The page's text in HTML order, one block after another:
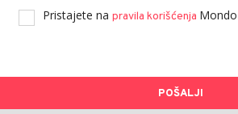
Pristajete na pravila korišćenja
POŠALJI